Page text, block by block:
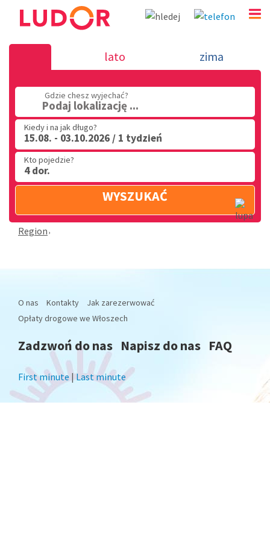
Wczasy Włochy - 2026
(32) 720 60 56
lato zima
Gdzie chesz wyjechać?
Podaj lokalizację ...
Kiedy i na jak długo?
15.08. - 03.10.2026 / 1 tydzień
Kto pojedzie?
4 dor.
WYSZUKAĆ
Region
O nas Kontakty
Jak zarezerwować
Opłaty drogowe we Włoszech
Zadzwoń do nas Napisz do nas FAQ
First minute |Last minute